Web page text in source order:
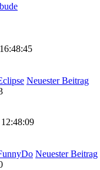
Neuester Beitrag
Neuester Beitrag